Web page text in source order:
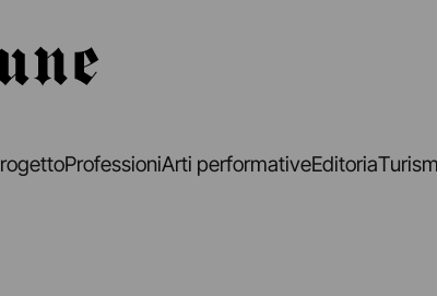
ProfessioniArti performativeEditoria